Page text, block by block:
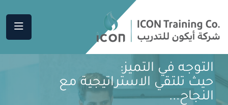
التوجه في التميز:
حيث تلتقي الاستراتيجية مع
النجاح...